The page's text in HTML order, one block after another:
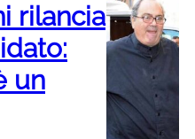
rilancia
un